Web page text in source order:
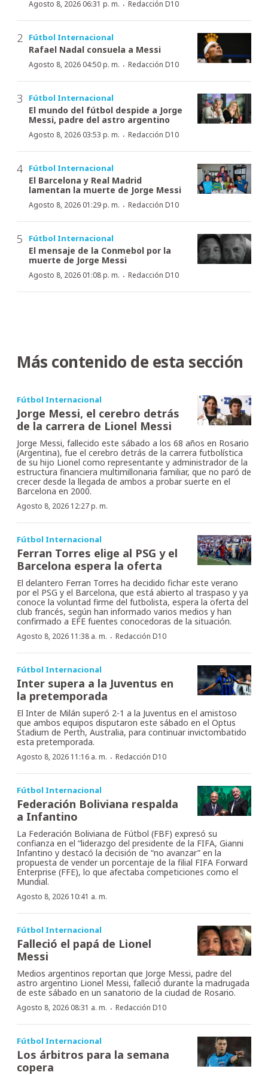
Agosto 8, 2026 06:31 p. m. · Redacción D10
Fútbol Internacional
Rafael Nadal consuela a Messi
Agosto 8, 2026 04:50 p. m. · Redacción D10
Fútbol Internacional
El mundo del fútbol despide a Jorge
Messi, padre del astro argentino
Agosto 8, 2026 03:53 p. m. · Redacción D10
Fútbol Internacional
El Barcelona y Real Madrid
lamentan la muerte de Jorge Messi
Agosto 8, 2026 01:29 p. m. · Redacción D10
Fútbol Internacional
El mensaje de la Conmebol por la
muerte de Jorge Messi
Agosto 8, 2026 01:08 p. m. · Redacción D10
Más contenido de esta sección
Fútbol Internacional
Jorge Messi, el cerebro detrás
de la carrera de Lionel Messi
Jorge Messi, fallecido este sábado a los 68 años en Rosario
(Argentina), fue el cerebro detrás de la carrera futbolística
de su hijo Lionel como representante y administrador de la
estructura financiera multimillonaria familiar, que no paró de
crecer desde la llegada de ambos a probar suerte en el
Barcelona en 2000.
Agosto 8, 2026 12:27 p. m.
Fútbol Internacional
Ferran Torres elige al PSG y el
Barcelona espera la oferta
El delantero Ferran Torres ha decidido fichar este verano
por el PSG y el Barcelona, que está abierto al traspaso y ya
conoce la voluntad firme del futbolista, espera la oferta del
club francés, según han informado varios medios y han
confirmado a EFE fuentes conocedoras de la situación.
Agosto 8, 2026 11:38 a. m. · Redacción D10
Fútbol Internacional
Inter supera a la Juventus en
la pretemporada
El Inter de Milán superó 2-1 a la Juventus en el amistoso
que ambos equipos disputaron este sábado en el Optus
Stadium de Perth, Australia, para continuar invictombatido
esta pretemporada.
Agosto 8, 2026 11:16 a. m. · Redacción D10
Fútbol Internacional
Federación Boliviana respalda
a Infantino
La Federación Boliviana de Fútbol (FBF) expresó su
confianza en el “liderazgo del presidente de la FIFA, Gianni
Infantino y destacó la decisión de “no avanzar” en la
propuesta de vender un porcentaje de la filial FIFA Forward
Enterprise (FFE), lo que afectaba competiciones como el
Mundial.
Agosto 8, 2026 10:41 a. m.
Fútbol Internacional
Falleció el papá de Lionel
Messi
Medios argentinos reportan que Jorge Messi, padre del
astro argentino Lionel Messi, falleció durante la madrugada
de este sábado en un sanatorio de la ciudad de Rosario.
Agosto 8, 2026 08:31 a. m. · Redacción D10
Fútbol Internacional
Los árbitros para la semana
copera